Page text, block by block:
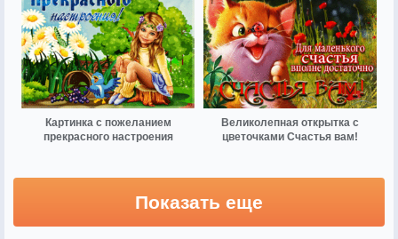
Картинка с пожеланием
прекрасного настроения
Великолепная открытка с
цветочками Счастья вам!
Показать еще